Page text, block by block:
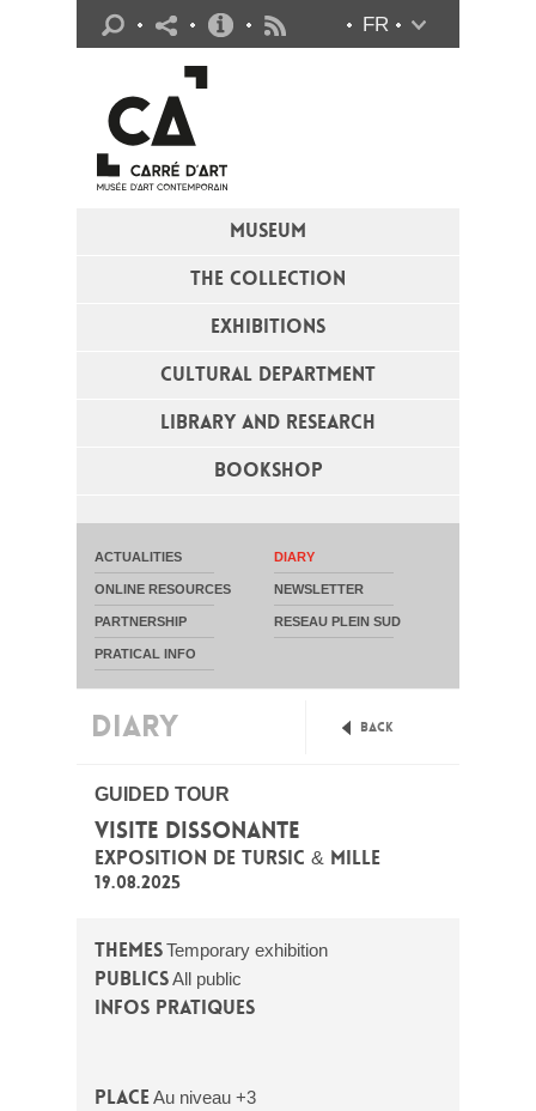
MUSEUM
THE COLLECTION
EXHIBITIONS
CULTURAL DEPARTMENT
LIBRARY AND RESEARCH
BOOKSHOP
FR
ACTUALITIES DIARY
ONLINE RESOURCES NEWSLETTER
PARTNERSHIP RESEAU PLEIN SUD
PRATICAL INFO
Practical info
DIARY Back
GUIDED TOUR
VISITE DISSONANTE
EXPOSITION DE TURSIC & MILLE
19.08.2025
ThemesTemporary exhibition
PublicsAll public
Infos pratiques
PlaceAu niveau +3